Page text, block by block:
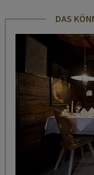
DAS